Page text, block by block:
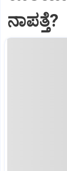
ನಾಪತ್ತೆ?